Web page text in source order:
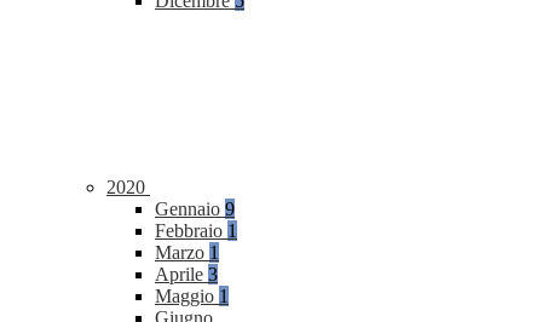
2020
Gennaio 9
Febbraio 1
Marzo 1
Aprile 3
Maggio 1